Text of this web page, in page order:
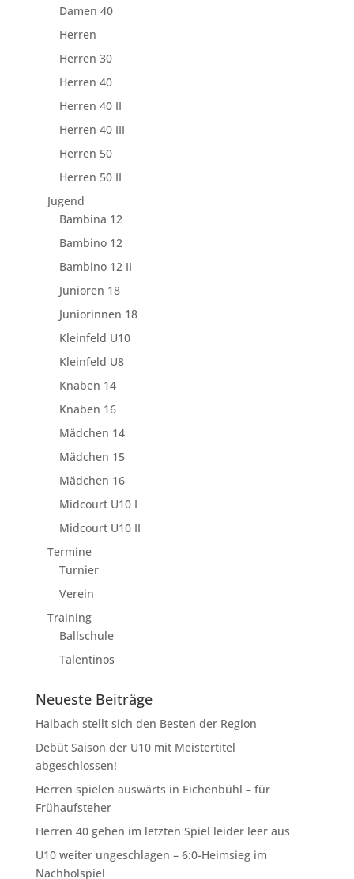
Damen 40
Herren
Herren 30
Herren 40
Herren 40 II
Herren 40 III
Herren 50
Herren 50 II
Jugend
Bambina 12
Bambino 12
Bambino 12 II
Junioren 18
Juniorinnen 18
Kleinfeld U10
Kleinfeld U8
Knaben 14
Knaben 16
Mädchen 14
Mädchen 15
Mädchen 16
Midcourt U10 I
Midcourt U10 II
Termine
Turnier
Verein
Training
Ballschule
Talentinos
Neueste Beiträge
Haibach stellt sich den Besten der Region
Debüt Saison der U10 mit Meistertitel
abgeschlossen!
Herren spielen auswärts in Eichenbühl – für
Frühaufsteher
Herren 40 gehen im letzten Spiel leider leer aus
U10 weiter ungeschlagen – 6:0-Heimsieg im
Nachholspiel